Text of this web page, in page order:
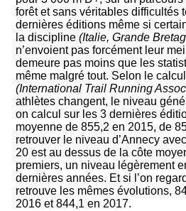
forêt et sans véritables difficultés
dernières éditions même si
la discipline(Italie, Grande
n’envoient pas forcément leur
demeure pas moins que les
même malgré tout. Selon le
(International Trail Running
athlètes changent, le niveau
on calcul sur les 3 dernières
moyenne de 855,2 en 2015, de
retrouver le niveau d’Annecy
20 est au dessus de la côte
premiers, un niveau légèrement
dernières années. Et si l’on
retrouve les mêmes évolutions,
2016 et 844,1 en 2017.